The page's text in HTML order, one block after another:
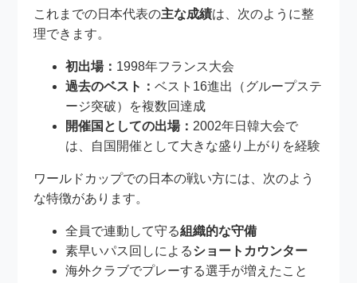
これまでの日本代表の主な成績は、次のように整
理できます。
初出場： 1998年フランス大会
過去のベスト：ベスト16進出（グループステ
ージ突破）を複数回達成
開催国としての出場： 2002年日韓大会で
は、自国開催として大きな盛り上がりを経験
ワールドカップでの日本の戦い方には、次のよう
な特徴があります。
全員で連動して守る組織的な守備
素早いパス回しによるショートカウンター
海外クラブでプレーする選手が増えたこと